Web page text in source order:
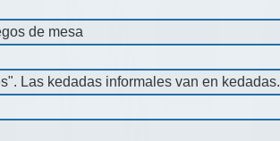
de mesa
Las kedadas informales van en kedadas.